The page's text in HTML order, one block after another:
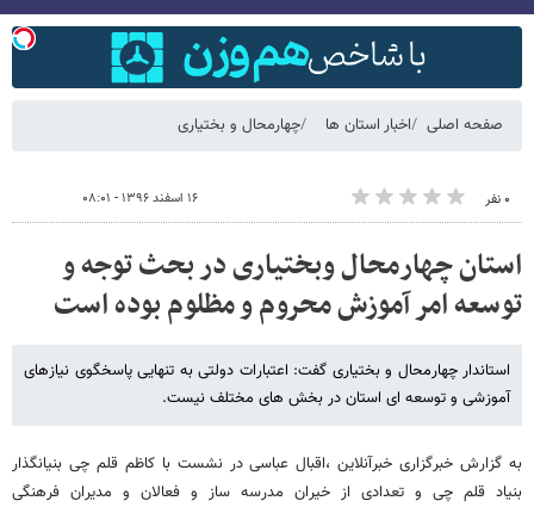
صفحه اصلی اخبار استان ها چهارمحال و بختیاری
۰ نفر ۱۶ اسفند ۱۳۹۶ - ۰۸:۰۱
استان چهارمحال وبختیاری در بحث توجه و
توسعه امر آموزش محروم و مظلوم بوده است
استاندار چهارمحال و بختیاری گفت: اعتبارات دولتی به تنهایی پاسخگوی نیازهای
آموزشی و توسعه ای استان در بخش های مختلف نیست.
به گزارش خبرگزاری خبرآنلاین ،اقبال عباسی در نشست با کاظم قلم چی بنیانگذار
بنیاد قلم چی و تعدادی از خیران مدرسه ساز و فعالان و مدیران فرهنگی